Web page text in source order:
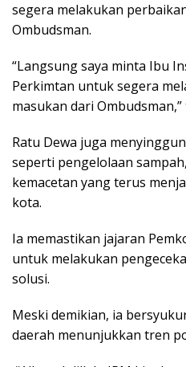
segera melakukan
Ombudsman.
“Langsung saya minta Ibu
Perkimtan untuk segera
masukan dari Ombudsman,”
Ratu Dewa juga
seperti pengelolaan
kemacetan yang terus
kota.
Ia memastikan jajaran
untuk melakukan
solusi.
Meski demikian, ia
daerah menunjukkan tren